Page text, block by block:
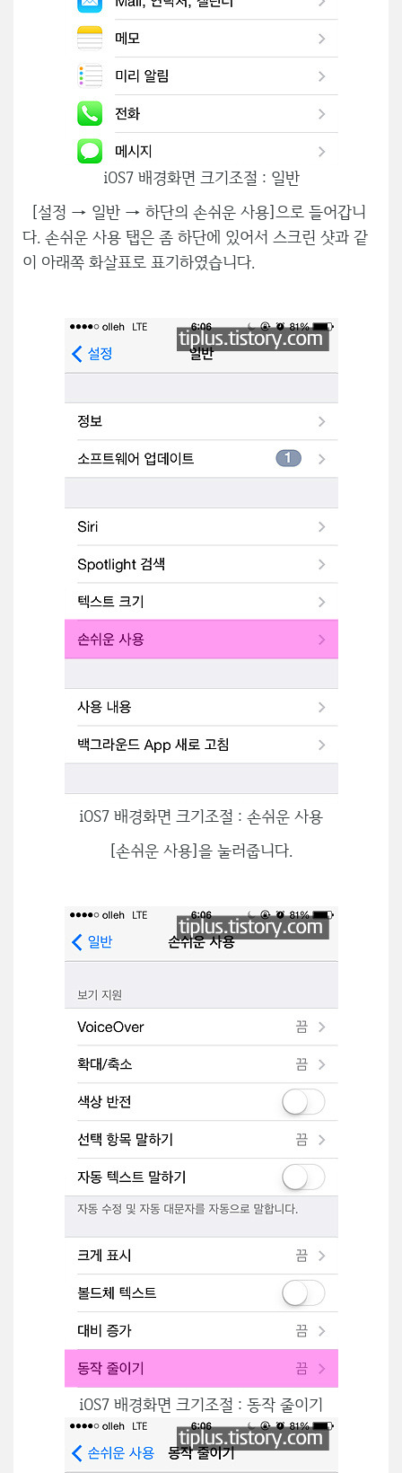
iOS7 배경화면 크기조절 : 일반
[설정 → 일반 → 하단의 손쉬운 사용]으로 들어갑니
다. 손쉬운 사용 탭은 좀 하단에 있어서 스크린 샷과 같
이 아래쪽 화살표로 표기하였습니다.
iOS7 배경화면 크기조절 : 손쉬운 사용
[손쉬운 사용]을 눌러줍니다.
iOS7 배경화면 크기조절 : 동작 줄이기